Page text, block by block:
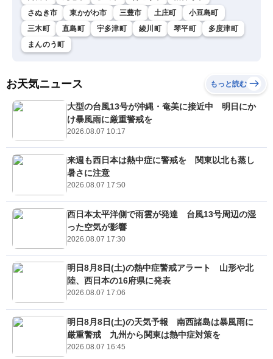
さぬき市
東かがわ市 三豊市 土庄町
小豆島町
三木町
直島町 宇多津町 綾川町 琴平町
多度津町
まんのう町
お天気ニュース もっと読む
大型の台風13号が沖縄・奄美に接近中 明日にか
け暴風雨に厳重警戒を
2026.08.07 10:17
来週も西日本は熱中症に警戒を 関東以北も蒸し
暑さに注意
2026.08.07 17:50
西日本太平洋側で雨雲が発達 台風13号周辺の湿
った空気が影響
2026.08.07 17:30
明日8月8日(土)の熱中症警戒アラート 山形や北
陸、西日本の16府県に発表
2026.08.07 17:06
明日8月8日(土)の天気予報 南西諸島は暴風雨に
厳重警戒 九州から関東は熱中症対策を
2026.08.07 16:45